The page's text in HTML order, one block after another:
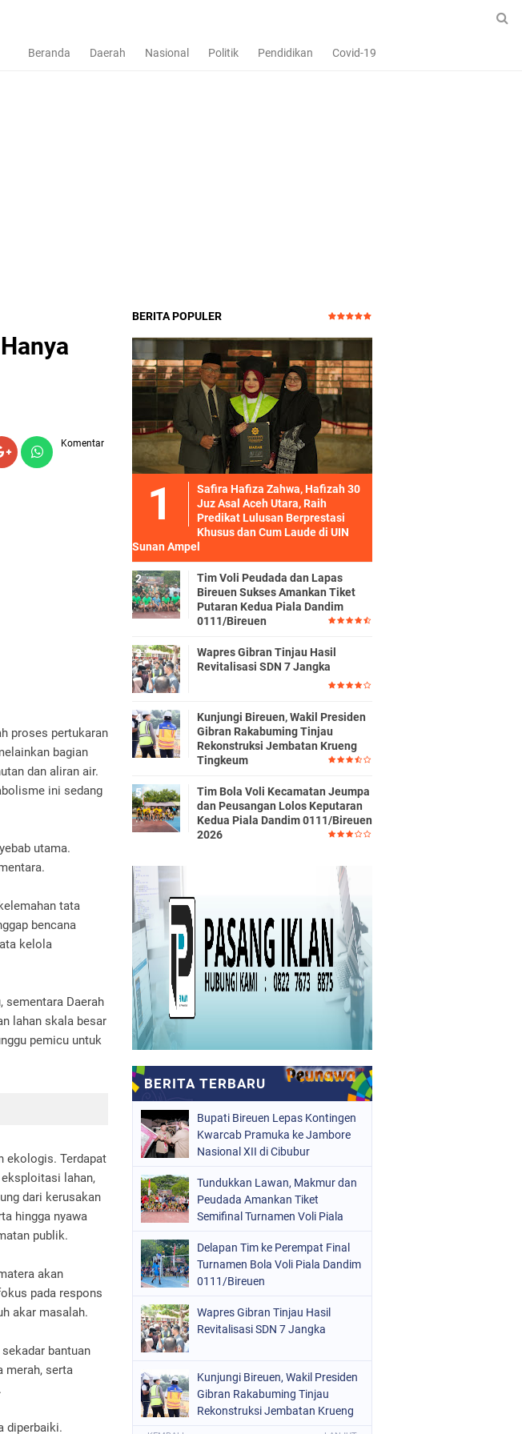
Beranda Daerah Nasional Politik Pendidikan Covid-19
Komentar
proses pertukaran
bagian
dan aliran air.
ini sedang
utama.
tata
bencana
kelola
sementara Daerah
lahan skala besar
pemicu untuk
ekologis. Terdapat
lahan,
dari kerusakan
hingga nyawa
publik.
akan
pada respons
akar masalah.
bantuan
merah, serta
diperbaiki.
BERITA POPULER
Safira Hafiza Zahwa, Hafizah 30
Juz Asal Aceh Utara, Raih
Predikat Lulusan Berprestasi
Khusus dan Cum Laude di UIN
Sunan Ampel
Tim Voli Peudada dan Lapas
Bireuen Sukses Amankan Tiket
Putaran Kedua Piala Dandim
0111/Bireuen
Wapres Gibran Tinjau Hasil
Revitalisasi SDN 7 Jangka
Kunjungi Bireuen, Wakil Presiden
Gibran Rakabuming Tinjau
Rekonstruksi Jembatan Krueng
Tingkeum
Tim Bola Voli Kecamatan Jeumpa
dan Peusangan Lolos Keputaran
Kedua Piala Dandim 0111/Bireuen
2026
Bupati Bireuen Lepas Kontingen
Kwarcab Pramuka ke Jambore
Nasional XII di Cibubur
Tundukkan Lawan, Makmur dan
Peudada Amankan Tiket
Semifinal Turnamen Voli Piala
Delapan Tim ke Perempat Final
Turnamen Bola Voli Piala Dandim
0111/Bireuen
Wapres Gibran Tinjau Hasil
Revitalisasi SDN 7 Jangka
Kunjungi Bireuen, Wakil Presiden
Gibran Rakabuming Tinjau
Rekonstruksi Jembatan Krueng